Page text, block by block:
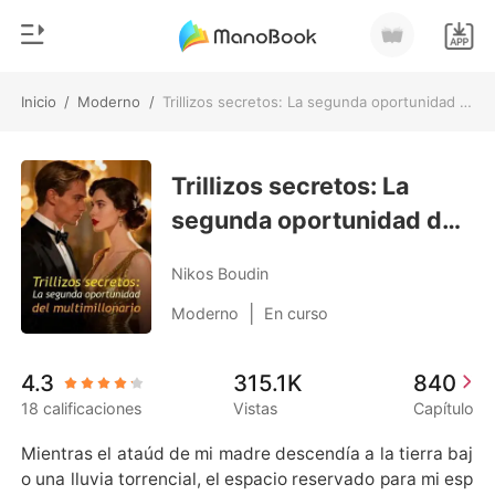
Inicio / Moderno / Trillizos secretos: La segunda oportunidad del multimillonario
0
Recargar
Historia
Salir
Instalar APP
Género
Moderno
Hombre Lobo
Cuentos
Urbano
Trillizos secretos: La
segunda oportunidad del
Nikos Boudin
Moderno En curso
4.3
18 calificaciones
315.1K
Vistas
840
Capítulo
Mientras el ataúd de mi madre descendía a la tierra baj
o una lluvia torrencial, el espacio reservado para mi esp